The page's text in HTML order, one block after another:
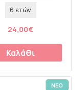
6 ετών
24,00€
Καλάθι
ΝΕΟ